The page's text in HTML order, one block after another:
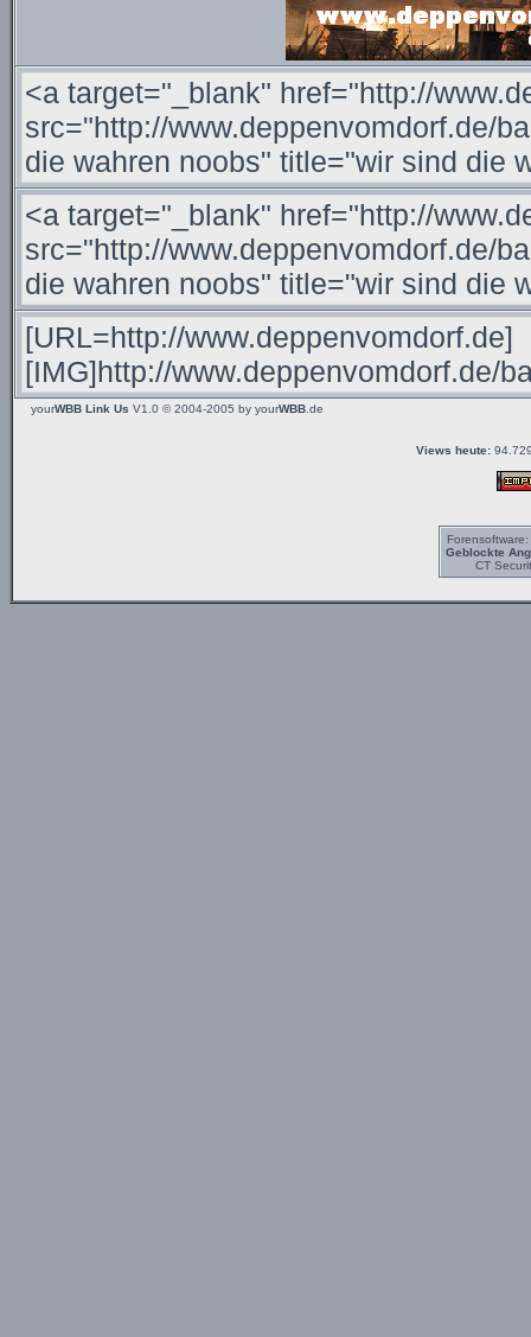
yourWBB Link Us V1.0 © 2004-2005 by yourWBB.de
Views heute:
Forensoftware:
Geblockte
CT